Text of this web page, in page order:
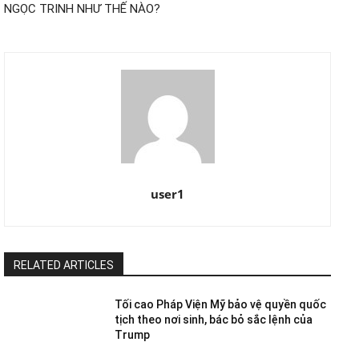
NGỌC TRINH NHƯ THẾ NÀO?
user1
RELATED ARTICLES
Tối cao Pháp Viện Mỹ bảo vệ quyền quốc
tịch theo nơi sinh, bác bỏ sắc lệnh của
Trump